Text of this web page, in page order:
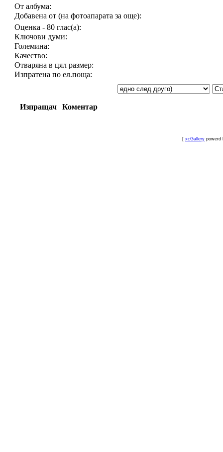
От албума:
Добавена от (на фотоапарата за още):
Оценка - 80 глас(а):
Ключови думи:
Големина:
Качество:
Отваряна в цял размер:
Изпратена по ел.поща:
Изпращач Коментар
[ xcGallery